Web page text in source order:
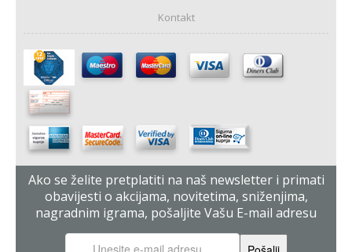
Kontakt
Ako se želite pretplatiti na naš newsletter i primati
obavijesti o akcijama, novitetima, sniženjima,
nagradnim igrama, pošaljite Vašu E-mail adresu